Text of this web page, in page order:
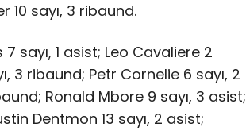
10 sayı, 3 ribaund.
sayı, 1 asist; Leo Cavaliere 2
3 ribaund; Petr Cornelie 6 sayı, 2
Ronald Mbore 9 sayı, 3 asist;
Dentmon 13 sayı, 2 asist;